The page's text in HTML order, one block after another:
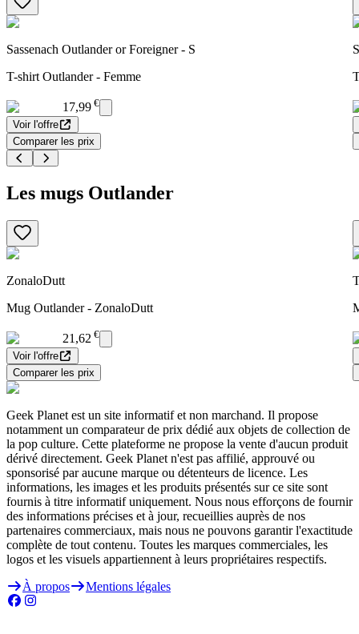
Sassenach Outlander or Foreigner - S
T-shirt Outlander - Femme
17,99 €
Voir l'offre
Comparer les prix
Les mugs Outlander
ZonaloDutt
Mug Outlander - ZonaloDutt
21,62 €
Voir l'offre
Comparer les prix
Geek Planet est un site informatif et non marchand. Il propose
notamment un comparateur de prix dédié aux objets de collection de
la pop culture. Cette plateforme ne propose la vente d'aucun produit
dérivé directement. Geek Planet n'est pas affilié, approuvé ou
sponsorisé par aucune marque ou détenteurs de licence. Les
informations, les images et les produits présentés sur ce site sont
fournis à titre informatif uniquement. Nous nous efforçons de fournir
des informations précises et à jour, recueillies auprès de nos
partenaires commerciaux, mais nous ne pouvons garantir l'exactitude
complète de tout contenu. Toutes les marques commerciales, les
logos et les visuels appartiennent à leurs propriétaires respectifs.
À propos
Mentions légales